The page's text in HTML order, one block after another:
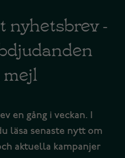
nyhetsbrev -
en gång i veckan. I
läsa senaste nytt om
aktuella kampanjer